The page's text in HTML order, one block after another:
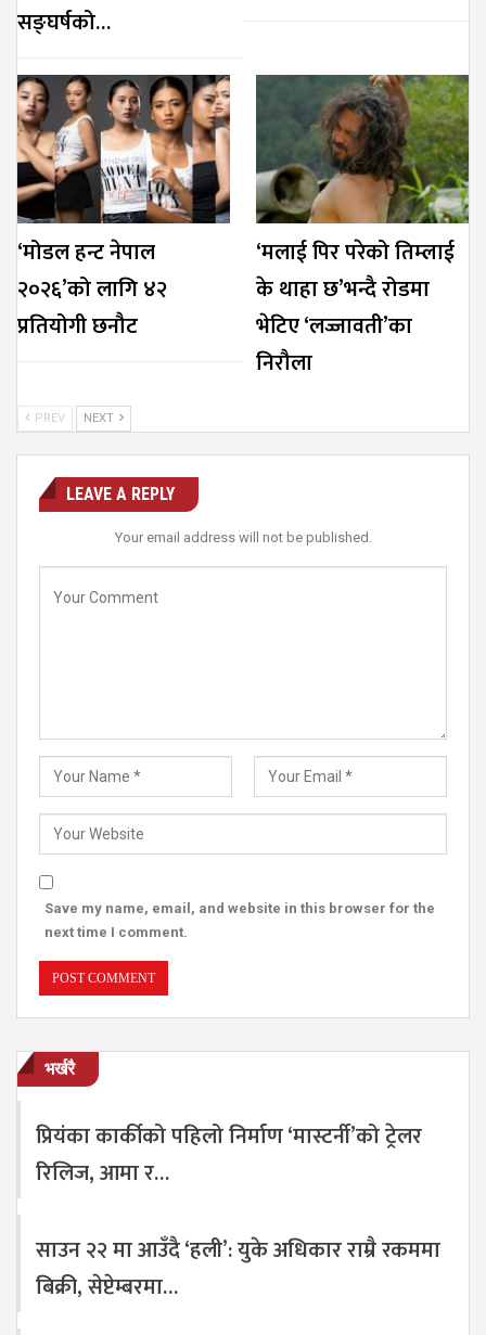
सङ्घर्षको…
‘मोडल हन्ट नेपाल
२०२६’को लागि ४२
प्रतियोगी छनौट
‘मलाई पिर परेको तिम्लाई
के थाहा छ’भन्दै रोडमा
भेटिए ‘लज्जावती’का
निरौला
PREV NEXT
LEAVE A REPLY
Your email address will not be published.
Save my name, email, and website in this browser for the
next time I comment.
भर्खरै
प्रियंका कार्कीको पहिलो निर्माण ‘मास्टर्नी’को ट्रेलर
रिलिज, आमा र…
साउन २२ मा आउँदै ‘हली’: युके अधिकार राम्रै रकममा
बिक्री, सेप्टेम्बरमा…